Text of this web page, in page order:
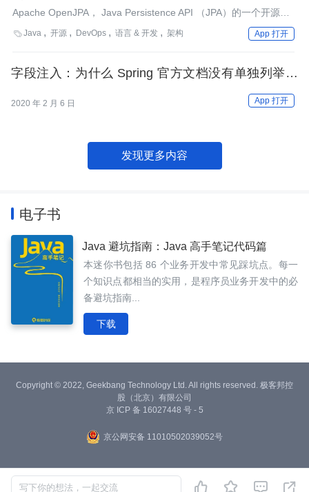
映射
Apache OpenJPA， Java Persistence API （JPA）的一个开源实
现，最近发布了1.0.0版本。 InfoQ与OpenJPA项目领导Patrick
Linskey交流后得到了更多关于该版本的信息。
Java 开源 DevOps 语言 & 开发 架构 App 打开
字段注入：为什么 Spring 官方文档没有单独列举这
2020 年 2 月 6 日 App 打开
发现更多内容
电子书
Java 避坑指南：Java 高手笔记代码篇
本迷你书包括 86 个业务开发中常见踩坑点。每一
个知识点都相当的实用，是程序员业务开发中的必
备避坑指南...
下载
写下你的想法，一起交流    
Copyright © 2022, Geekbang Technology Ltd. All rights reserved. 极客邦控
股（北京）有限公司
京 ICP 备 16027448 号 - 5
京公网安备 11010502039052号